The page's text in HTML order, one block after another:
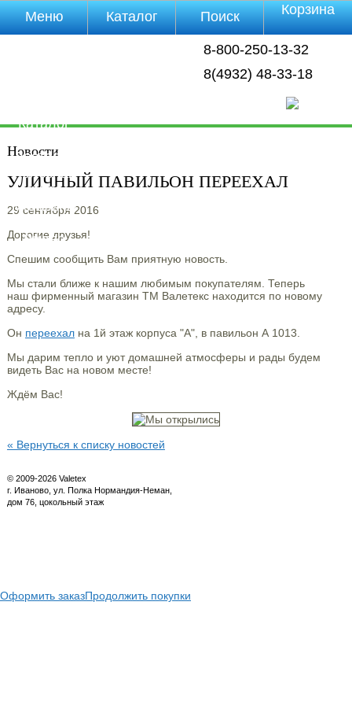
8-800-250-13-32
8(4932) 48-33-18
Новости
УЛИЧНЫЙ ПАВИЛЬОН ПЕРЕЕХАЛ
29 сентября 2016
Дорогие друзья!
Спешим сообщить Вам приятную новость.
Мы стали ближе к нашим любимым покупателям. Теперь
наш фирменный магазин ТМ Валетекс находится по новому
адресу.
Он переехална 1й этаж корпуса "А", в павильон А 1013.
Мы дарим тепло и уют домашней атмосферы и рады будем
видеть Вас на новом месте!
Ждём Вас!
« Вернуться к списку новостей
© 2009-2026 Valetex
г. Иваново, ул. Полка Нормандия-Неман,
дом 76, цокольный этаж
Меню
Каталог
Доставка
Полезная
инфа
Магазины
Видео
Каталог Поиск Корзина
Оформить заказПродолжить покупки